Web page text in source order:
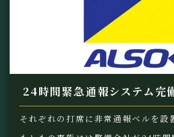
24時間緊急通報システム完
それぞれの打席に非常通報ベルを設